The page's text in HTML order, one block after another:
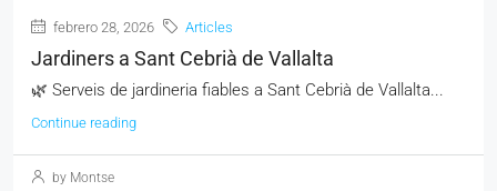
febrero 28, 2026 Articles
Jardiners a Sant Cebrià de Vallalta
🌿 Serveis de jardineria fiables a Sant Cebrià de Vallalta...
Continue reading
by Montse